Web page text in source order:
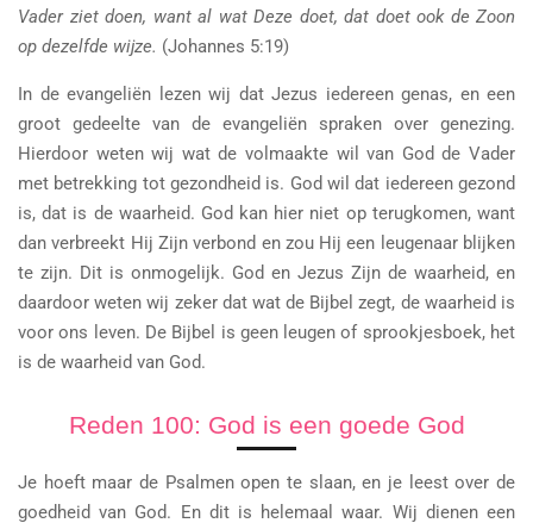
Vader ziet doen, want al wat Deze doet, dat doet ook de Zoon
op dezelfde wijze. (Johannes 5:19)
In de evangeliën lezen wij dat Jezus iedereen genas, en een
groot gedeelte van de evangeliën spraken over genezing.
Hierdoor weten wij wat de volmaakte wil van God de Vader
met betrekking tot gezondheid is. God wil dat iedereen gezond
is, dat is de waarheid. God kan hier niet op terugkomen, want
dan verbreekt Hij Zijn verbond en zou Hij een leugenaar blijken
te zijn. Dit is onmogelijk. God en Jezus Zijn de waarheid, en
daardoor weten wij zeker dat wat de Bijbel zegt, de waarheid is
voor ons leven. De Bijbel is geen leugen of sprookjesboek, het
is de waarheid van God.
Reden 100: God is een goede God
Je hoeft maar de Psalmen open te slaan, en je leest over de
goedheid van God. En dit is helemaal waar. Wij dienen een